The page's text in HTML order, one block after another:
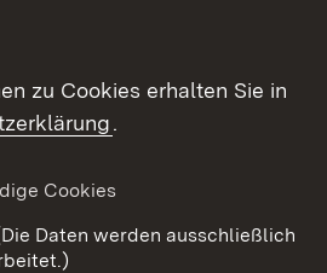
zu Cookies erhalten Sie in
.
Cookies
Daten werden ausschließlich